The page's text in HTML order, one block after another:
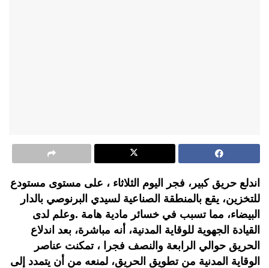
اندلع حريق كبير، فجر اليوم الثلاثاء ، على مستوى مستودع
للتخزين، يقع بالمنطقة الصناعية لسيدي البرنوصي بالدار
البيضاء، مما تسبب في خسائر مادية هامة .وعلم لدى
القيادة الجهوية للوقاية المدنية، أنه مباشرة، بعد اندلاع
الحريق حوالي الرابعة والنصف فجرا ، تمكنت عناصر
الوقاية المدنية من تطويق الحريق، لمنعه من أن يتمدد إلى